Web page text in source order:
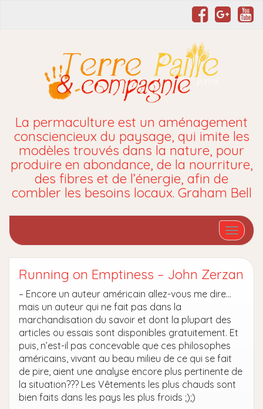
La permaculture est un aménagement
consciencieux du paysage, qui imite les
modèles trouvés dans la nature, pour
produire en abondance, de la nourriture,
des fibres et de l’énergie, afin de
combler les besoins locaux. Graham Bell
Running on Emptiness – John Zerzan
– Encore un auteur américain allez-vous me dire…
mais un auteur qui ne fait pas dans la
marchandisation du savoir et dont la plupart des
articles ou essais sont disponibles gratuitement. Et
puis, n’est-il pas concevable que ces philosophes
américains, vivant au beau milieu de ce qui se fait
de pire, aient une analyse encore plus pertinente de
la situation??? Les Vêtements les plus chauds sont
bien faits dans les pays les plus froids ;);)